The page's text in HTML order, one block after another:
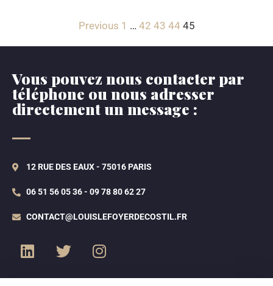
Previous 1 … 42 43 44 45
Vous pouvez nous contacter par
téléphone ou nous adresser
directement un message :
12 RUE DES EAUX - 75016 PARIS
06 51 56 05 36 - 09 78 80 62 27
CONTACT@LOUISLEFOYERDECOSTIL.FR